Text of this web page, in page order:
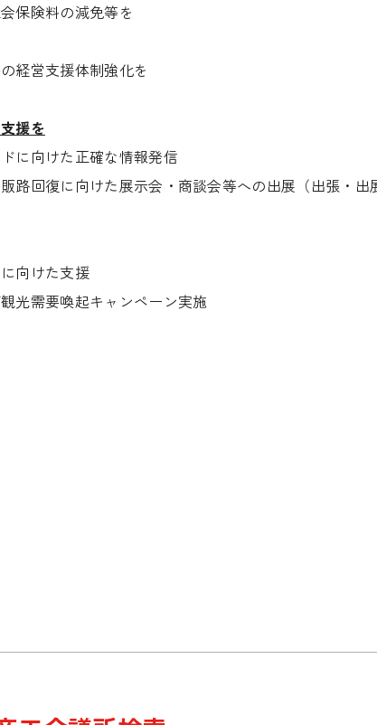
保険料の減免等を
経営支援体制強化を
援を
に向けた正確な情報発信
路回復に向けた展示会・商談会等への出展（出張・出
向けた支援
光需要喚起キャンペーン実施